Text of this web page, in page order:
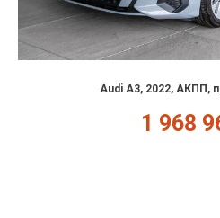
Audi A3, 2022, АКПП,
1 968